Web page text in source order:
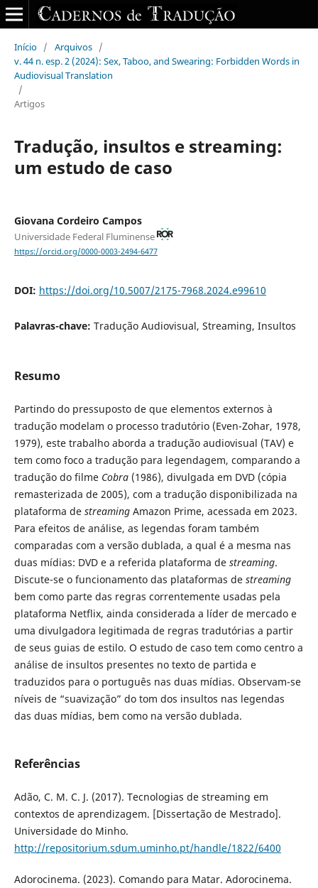
Início / Arquivos /
v. 44 n. esp. 2 (2024): Sex, Taboo, and Swearing: Forbidden Words in
Audiovisual Translation
/
Artigos
Tradução, insultos e streaming:
um estudo de caso
Giovana Cordeiro Campos
Universidade Federal Fluminense
https://orcid.org/0000-0003-2494-6477
DOI: https://doi.org/10.5007/2175-7968.2024.e99610
Palavras-chave: Tradução Audiovisual, Streaming, Insultos
Resumo
Partindo do pressuposto de que elementos externos à
tradução modelam o processo tradutório (Even-Zohar, 1978,
1979), este trabalho aborda a tradução audiovisual (TAV) e
tem como foco a tradução para legendagem, comparando a
tradução do filme Cobra (1986), divulgada em DVD (cópia
remasterizada de 2005), com a tradução disponibilizada na
plataforma de streamingAmazon Prime, acessada em 2023.
Para efeitos de análise, as legendas foram também
comparadas com a versão dublada, a qual é a mesma nas
duas mídias: DVD e a referida plataforma de streaming.
Discute-se o funcionamento das plataformas de streaming
bem como parte das regras correntemente usadas pela
plataforma Netflix, ainda considerada a líder de mercado e
uma divulgadora legitimada de regras tradutórias a partir
de seus guias de estilo. O estudo de caso tem como centro a
análise de insultos presentes no texto de partida e
traduzidos para o português nas duas mídias. Observam-se
níveis de “suavização” do tom dos insultos nas legendas
das duas mídias, bem como na versão dublada.
Referências
Adão, C. M. C. J. (2017). Tecnologias de streaming em
contextos de aprendizagem. [Dissertação de Mestrado].
Universidade do Minho.
http://repositorium.sdum.uminho.pt/handle/1822/6400
Adorocinema. (2023). Comando para Matar. Adorocinema.